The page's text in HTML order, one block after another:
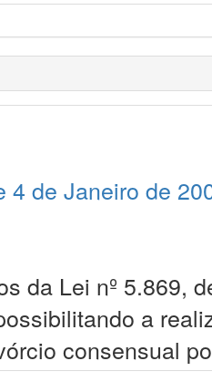
4 de Janeiro de
da Lei nº 5.869,
a
consensual